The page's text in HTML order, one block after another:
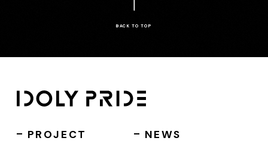
BACK TO TOP
PROJECT NEWS